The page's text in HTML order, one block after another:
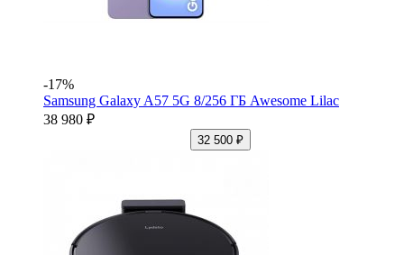
-17%
Samsung Galaxy A57 5G 8/256 ГБ Awesome Lilac
38 980 ₽
32 500 ₽